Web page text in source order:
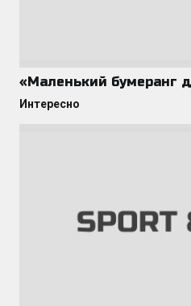
«Маленький бумеранг
Интересно